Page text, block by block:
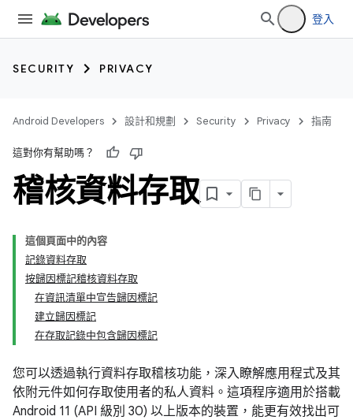
登入
SECURITY PRIVACY
Android Developers 設計和規劃 Security Privacy 指南
這對你有幫助嗎？
稽核資料存取
這個頁面中的內容
記錄資料存取
按歸因標記稽核資料存取
在資訊清單中宣告歸因標記
建立歸因標記
在存取記錄中包含歸因標記
您可以透過執行資料存取稽核功能 ，深入瞭解應用程式及其
依附元件如何存取使用者的私人資料。這項程序適用於搭載
Android 11 (API 級別 30) 以上版本的裝置，能更有效找出可